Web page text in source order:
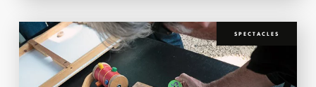
SPECTACLES